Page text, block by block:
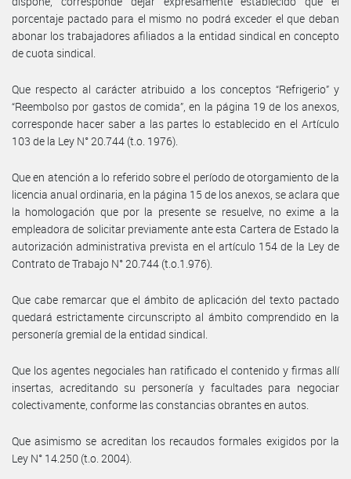
porcentaje pactado para el mismo no podrá exceder el que deban
abonar los trabajadores afiliados a la entidad sindical en concepto
de cuota sindical.
Que respecto al carácter atribuido a los conceptos “Refrigerio” y
“Reembolso por gastos de comida”, en la página 19 de los anexos,
corresponde hacer saber a las partes lo establecido en el Artículo
103 de la Ley N° 20.744 (t.o. 1976).
Que en atención a lo referido sobre el período de otorgamiento de la
licencia anual ordinaria, en la página 15 de los anexos, se aclara que
la homologación que por la presente se resuelve, no exime a la
empleadora de solicitar previamente ante esta Cartera de Estado la
autorización administrativa prevista en el artículo 154 de la Ley de
Contrato de Trabajo N° 20.744 (t.o.1.976).
Que cabe remarcar que el ámbito de aplicación del texto pactado
quedará estrictamente circunscripto al ámbito comprendido en la
personería gremial de la entidad sindical.
Que los agentes negociales han ratificado el contenido y firmas allí
insertas, acreditando su personería y facultades para negociar
colectivamente, conforme las constancias obrantes en autos.
Que asimismo se acreditan los recaudos formales exigidos por la
Ley N° 14.250 (t.o. 2004).